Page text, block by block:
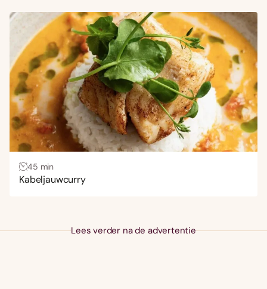
Zoete aardappel
(1)
Keuken
Aziatisch
(194)
Frans
(1)
Italiaans
(66)
Mexicaans
(17)
Midden-Oosters
(54)
Spaans
45 min
Kabeljauwcurry
Lees verder na de advertentie